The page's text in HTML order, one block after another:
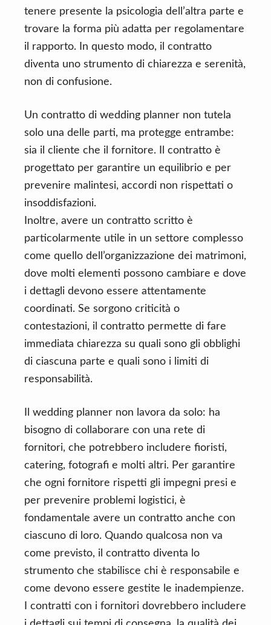
tenere presente la psicologia dell’altra parte e
trovare la forma più adatta per regolamentare
il rapporto. In questo modo, il contratto
diventa uno strumento di chiarezza e serenità,
non di confusione.
Un contratto di wedding planner non tutela
solo una delle parti, ma protegge entrambe:
sia il cliente che il fornitore. Il contratto è
progettato per garantire un equilibrio e per
prevenire malintesi, accordi non rispettati o
insoddisfazioni.
Inoltre, avere un contratto scritto è
particolarmente utile in un settore complesso
come quello dell’organizzazione dei matrimoni,
dove molti elementi possono cambiare e dove
i dettagli devono essere attentamente
coordinati. Se sorgono criticità o
contestazioni, il contratto permette di fare
immediata chiarezza su quali sono gli obblighi
di ciascuna parte e quali sono i limiti di
responsabilità.
Il wedding planner non lavora da solo: ha
bisogno di collaborare con una rete di
fornitori, che potrebbero includere fioristi,
catering, fotografi e molti altri. Per garantire
che ogni fornitore rispetti gli impegni presi e
per prevenire problemi logistici, è
fondamentale avere un contratto anche con
ciascuno di loro. Quando qualcosa non va
come previsto, il contratto diventa lo
strumento che stabilisce chi è responsabile e
come devono essere gestite le inadempienze.
I contratti con i fornitori dovrebbero includere